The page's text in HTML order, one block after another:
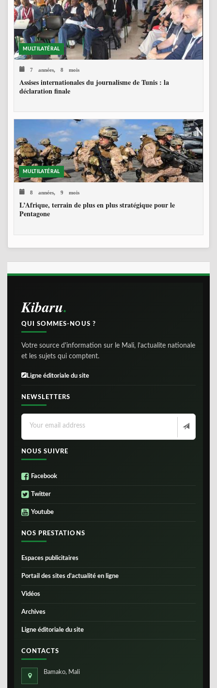
MULTILATÉRAL
7 années, 8 mois
Assises internationales du journalisme de Tunis : la
déclaration finale
MULTILATÉRAL
8 années, 9 mois
L’Afrique, terrain de plus en plus stratégique pour le
Pentagone
Kibaru
QUI SOMMES-NOUS ?
Votre source d'information sur le Mali, l'actualite nationale
et les sujets qui comptent.
Ligne éditoriale du site
NEWSLETTERS
NOUS SUIVRE
Facebook
Twitter
Youtube
NOS PRESTATIONS
Espaces publicitaires
Portail des sites d’actualité en ligne
Vidéos
Archives
Ligne éditoriale du site
CONTACTS
Bamako, Mali